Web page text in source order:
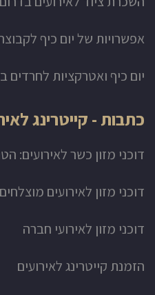
אפשרויות של יום כיף
יום כיף ואטרקציות לחרדים
כתבות - קייטרינג
דוכני מזון כשר לאירועים:
דוכני מזון לאירועים מוצלחים
דוכני מזון לאירועי חברה
הזמנת קייטרינג לאירועים